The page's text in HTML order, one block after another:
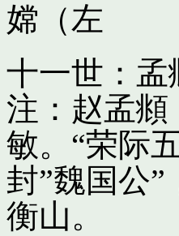
嫦（左
十一世：孟
注：赵孟頫
敏。“荣际
封”魏国公
衡山。